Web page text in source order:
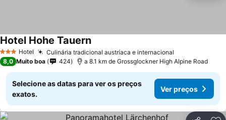
3 EstrelasHotel Culinária tradicional austríaca e internacional
Hotel Hohe Tauern
8,0 Muito boa 424 a 8.1 km de Grossglockner High Alpine Road
Selecione as datas para ver os preços
exatos.
Ver preços